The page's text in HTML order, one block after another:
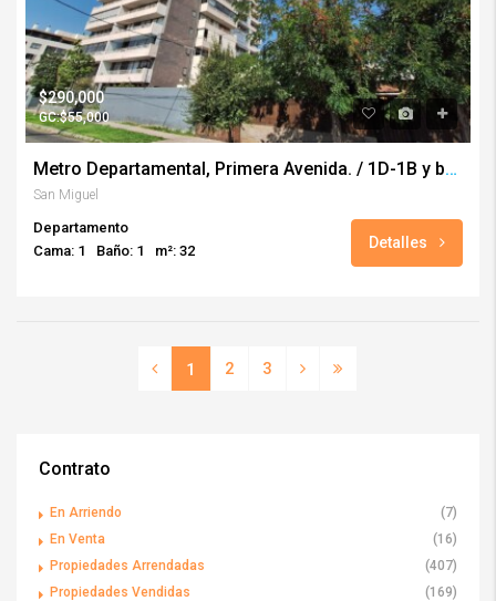
$290,000
GC:$55,000
Metro Departamental, Primera Avenida. / 1D-1B y bodega
San Miguel
Departamento
Cama: 1
Baño: 1 m²: 32 Detalles
1 2 3
Contrato
En Arriendo
(7)
En Venta
(16)
Propiedades Arrendadas
(407)
Propiedades Vendidas
(169)